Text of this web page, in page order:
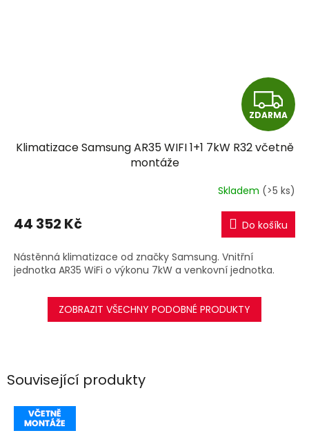
Související produkty
Z
D
A
R
M
A
ZDARMA
Klimatizace Samsung AR35 WIFI 1+1 7kW R32 včetně
montáže
Skladem (>5 ks)
44 352 Kč Do košíku
Nástěnná klimatizace od značky Samsung. Vnitřní
jednotka AR35 WiFi o výkonu 7kW a venkovní jednotka.
ZOBRAZIT VŠECHNY PODOBNÉ PRODUKTY